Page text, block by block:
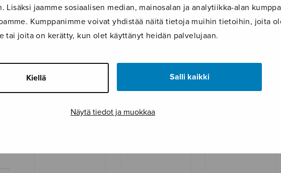
Lisäksi jaamme sosiaalisen median, mainosalan ja analytiikka-alan
Kumppanimme voivat yhdistää näitä tietoja muihin tietoihin, joita
tai joita on kerätty, kun olet käyttänyt heidän palvelujaan.
Kiellä Salli kaikki
Näytä tiedot ja muokkaa
Kieli
Suomi
Julkaisija
Sulasol
Osastot
Kokoelmat,Sekakuoro